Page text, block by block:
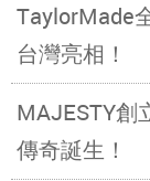
TaylorMade
台灣亮相！
MAJESTY創
傳奇誕生！